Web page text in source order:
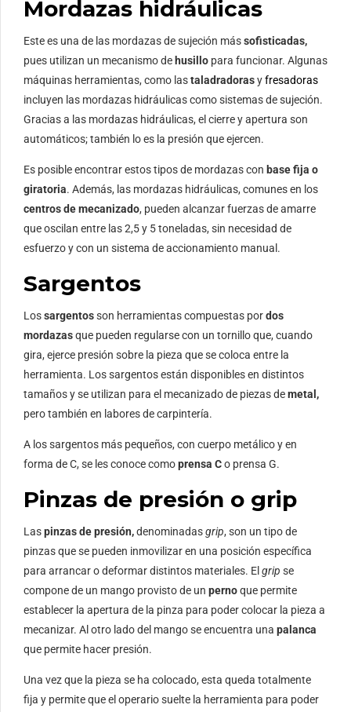
Mordazas hidráulicas
Este es una de las mordazas de sujeción mássofisticadas,
pues utilizan un mecanismo de husillo para funcionar. Algunas
máquinas herramientas, como lastaladradorasyfresadoras
incluyen las mordazas hidráulicas como sistemas de sujeción.
Gracias a las mordazas hidráulicas, el cierre y apertura son
automáticos; también lo es la presión que ejercen.
Es posible encontrar estos tipos de mordazas con base fija o
giratoria. Además, las mordazas hidráulicas, comunes en los
centros de mecanizado, pueden alcanzar fuerzas de amarre
que oscilan entre las 2,5 y 5 toneladas, sin necesidad de
esfuerzo y con un sistema de accionamiento manual.
Sargentos
Lossargentosson herramientas compuestas pordos
mordazasque pueden regularse con un tornillo que, cuando
gira, ejerce presión sobre la pieza que se coloca entre la
herramienta. Los sargentos están disponibles en distintos
tamaños y se utilizan para el mecanizado de piezas demetal,
pero también en labores de carpintería.
A los sargentos más pequeños, con cuerpo metálico y en
forma de C, se les conoce comoprensa Co prensa G.
Pinzas de presión o grip
Laspinzas de presión,denominadasgrip, son un tipo de
pinzas que se pueden inmovilizar en una posición específica
para arrancar o deformar distintos materiales. El grip se
compone de un mango provisto de un pernoque permite
establecer la apertura de la pinza para poder colocar la pieza a
mecanizar. Al otro lado del mango se encuentra una palanca
que permite hacer presión.
Una vez que la pieza se ha colocado, esta queda totalmente
fija y permite que el operario suelte la herramienta para poder